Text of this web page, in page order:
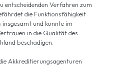
entscheidenden Verfahren zum
die Funktionsfähigkeit
und könnte im
in die Qualität des
beschädigen.
Akkreditierungsagenturen